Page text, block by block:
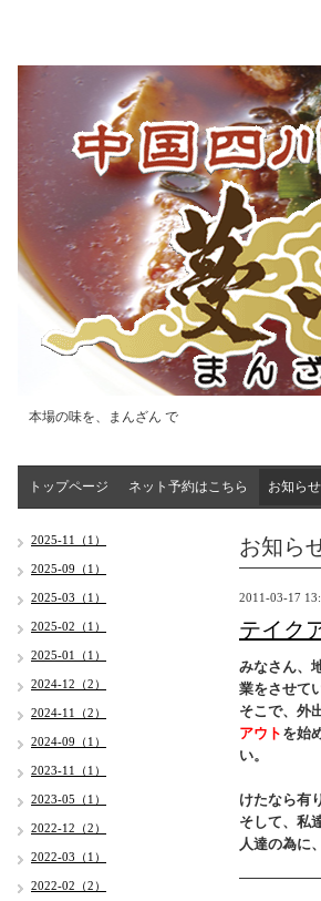
本場の味を、まんざん で
トップページ ネット予約はこちら お知らせ
お知ら
2011-03-17
テイク
みなさん、
業をさせて
そこで、外
アウト を
お近く
けたなら有
そして、私
人達の為
2025-11（1）
2025-09（1）
2025-03（1）
2025-02（1）
2025-01（1）
2024-12（2）
2024-11（2）
2024-09（1）
2023-11（1）
2023-05（1）
2022-12（2）
2022-03（1）
2022-02（2）